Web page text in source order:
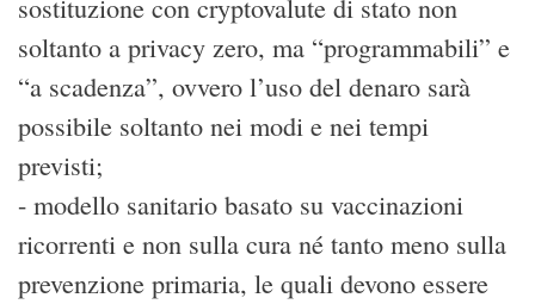
sostituzione con cryptovalute di stato non
soltanto a privacy zero, ma “programmabili” e
“a scadenza”, ovvero l’uso del denaro sarà
possibile soltanto nei modi e nei tempi
previsti;
- modello sanitario basato su vaccinazioni
ricorrenti e non sulla cura né tanto meno sulla
prevenzione primaria, le quali devono essere